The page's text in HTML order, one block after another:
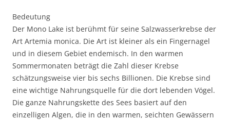
Bedeutung
Der Mono Lake ist berühmt für seine Salzwasserkrebse der
Art Artemia monica. Die Art ist kleiner als ein Fingernagel
und in diesem Gebiet endemisch. In den warmen
Sommermonaten beträgt die Zahl dieser Krebse
schätzungsweise vier bis sechs Billionen. Die Krebse sind
eine wichtige Nahrungsquelle für die dort lebenden Vögel.
Die ganze Nahrungskette des Sees basiert auf den
einzelligen Algen, die in den warmen, seichten Gewässern